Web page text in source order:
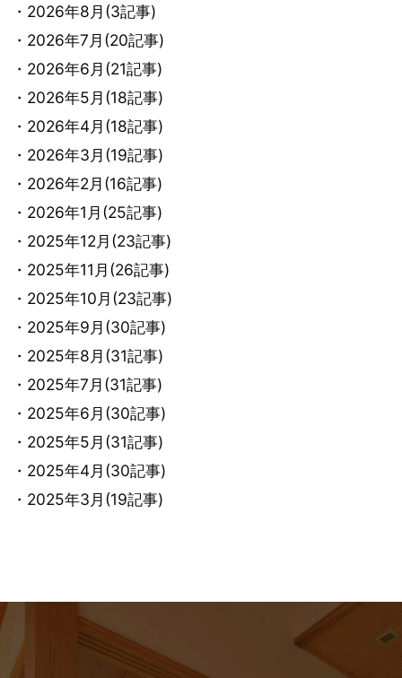
・2026年8月(3記事)
・2026年7月(20記事)
・2026年6月(21記事)
・2026年5月(18記事)
・2026年4月(18記事)
・2026年3月(19記事)
・2026年2月(16記事)
・2026年1月(25記事)
・2025年12月(23記事)
・2025年11月(26記事)
・2025年10月(23記事)
・2025年9月(30記事)
・2025年8月(31記事)
・2025年7月(31記事)
・2025年6月(30記事)
・2025年5月(31記事)
・2025年4月(30記事)
・2025年3月(19記事)